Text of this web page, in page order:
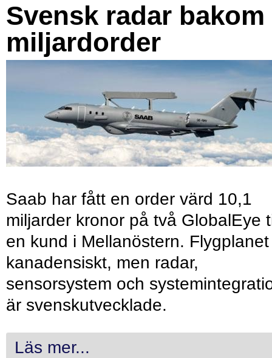
Svensk radar bakom
miljardorder
Saab har fått en order värd 10,1
miljarder kronor på två GlobalEye
en kund i Mellanöstern.
kanadensiskt, men radar,
sensorsystem och
är svenskutvecklade.
Läs mer...